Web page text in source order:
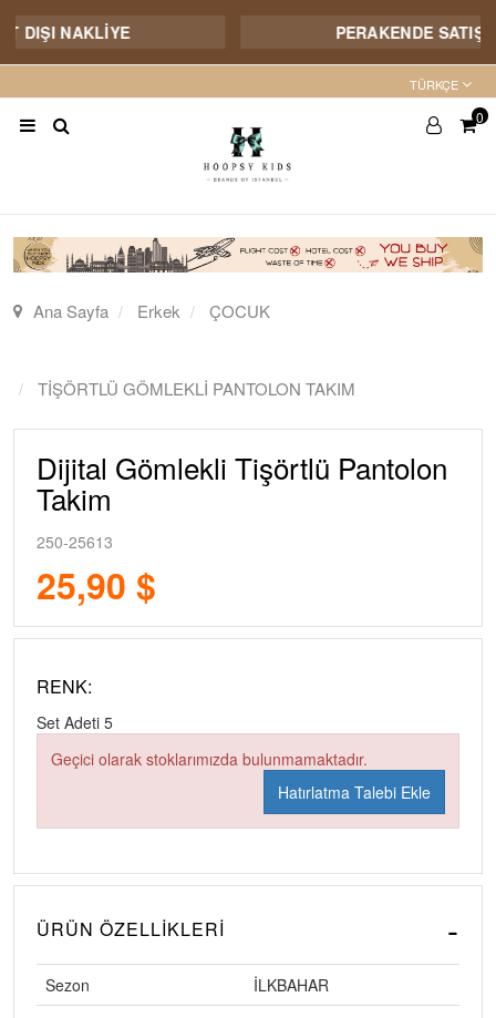
DIŞI NAKLİYE PERAKENDE
TÜRKÇE
0
Ana Sayfa Erkek ÇOCUK
TİŞÖRTLÜ GÖMLEKLİ PANTOLON TAKIM
Dijital Gömlekli Tişörtlü Pantolon
Takim
250-25613
25,90 $
RENK:
Set Adeti 5
Geçici olarak stoklarımızda bulunmamaktadır.
Hatırlatma Talebi Ekle
ÜRÜN ÖZELLIKLERI
Sezon
İLKBAHAR